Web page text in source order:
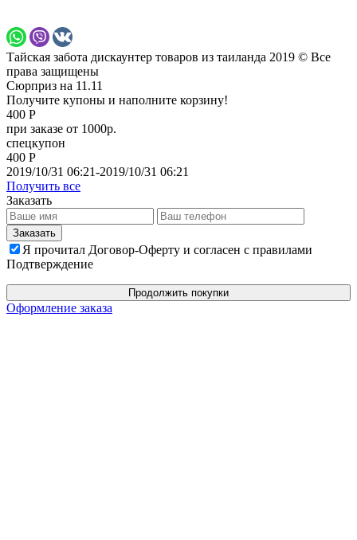
Тайская забота дискаунтер товаров из таиланда 2019 © Все
права защищены
Сюрприз на 11.11
Получите купоны и наполните корзину!
400 Р
при заказе от 1000р.
спецкупон
400 Р
2019/10/31 06:21-2019/10/31 06:21
Получить все
Заказать
Я прочитал Договор-Оферту и согласен с правилами
Подтверждение
Продолжить покупки
Оформление заказа